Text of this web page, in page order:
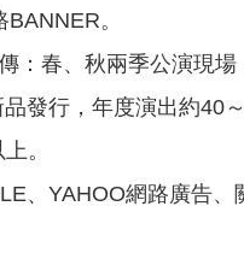
。
：春、秋兩季公演現場
發行，年度演出約40
。
、YAHOO網路廣告、